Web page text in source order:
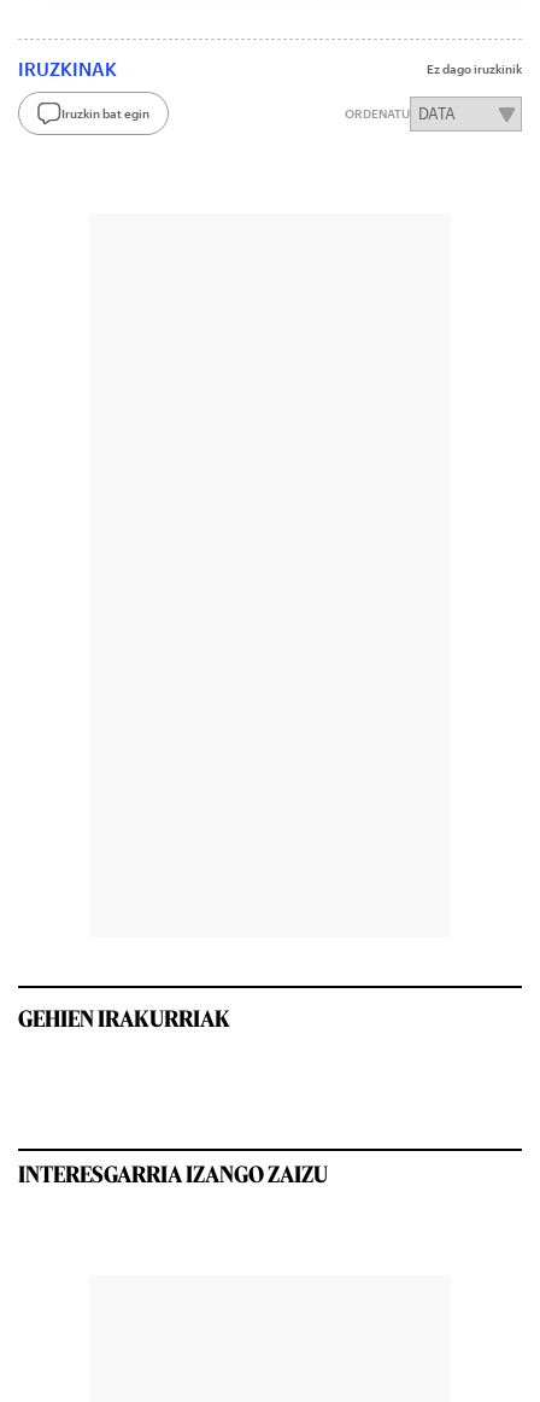
IRUZKINAK Ez dago iruzkinik
Iruzkin bat egin ORDENATU
GEHIEN IRAKURRIAK
INTERESGARRIA IZANGO ZAIZU